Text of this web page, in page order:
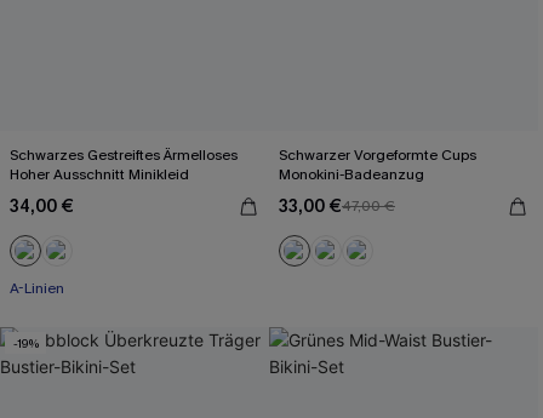
Schwarzes Gestreiftes Ärmelloses
Hoher Ausschnitt Minikleid
34,00 €
A-Linien
Schwarzer Vorgeformte Cups
Monokini-Badeanzug
33,00 €47,00 €
-19%